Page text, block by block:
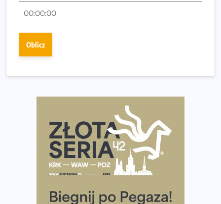
Rozbiegany Olsztyn szykuje się na weekend z
Wystartuje rekordowa liczba uczestników
poradnik przed startem
Ile razy w tygodniu biegać? 3 treningi wystarczą? Jak
często biegać, żeby robić postępy
Już w ten weekend! Przed nami Nocny Portowy Maraton
i Półmaraton Szczeciński. Wszystko, co warto wiedzieć
European Marathon Classics – jak zweryfikować swój
listach startowych są jeszcze wolne miejsca
Oblicz